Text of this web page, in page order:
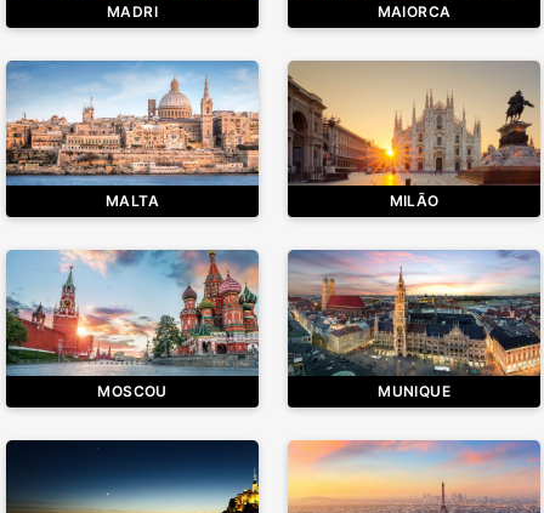
MADRI MAIORCA
MALTA MILÃO
MOSCOU MUNIQUE